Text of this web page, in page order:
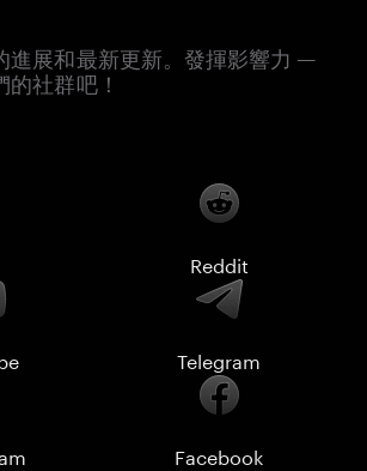
進展和最新更新。發揮影響力 —
社群吧！
Reddit
Telegram
Facebook